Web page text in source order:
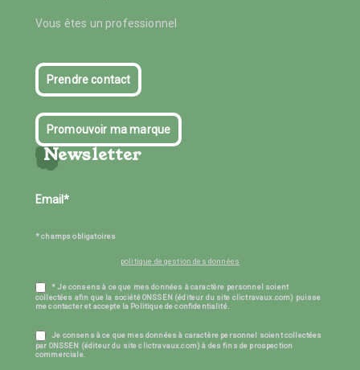
Vous êtes un professionnel
Prendre contact
Promouvoir ma marque
Newsletter
* champs obligatoires
politique de gestion des données
* Je consens à ce que mes données à caractère personnel soient
collectées afin que la société ONSSEN (éditeur du site clictravaux.com) puisse
me contacter et accepte la Politique de confidentialité.
Je consens à ce que mes données à caractère personnel soient collectées
par ONSSEN (éditeur du site clictravaux.com) à des fins de prospection
commerciale.